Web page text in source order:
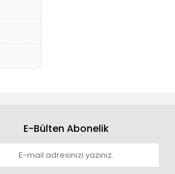
E-Bülten Abonelik